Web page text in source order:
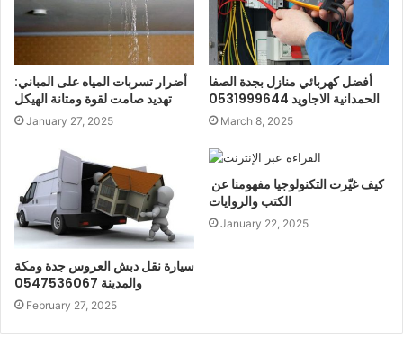
أضرار تسربات المياه على المباني:
تهديد صامت لقوة ومتانة الهيكل
January 27, 2025
أفضل كهربائي منازل بجدة الصفا
الحمدانية الاجاويد 0531999644
March 8, 2025
سيارة نقل دبش العروس جدة ومكة
والمدينة 0547536067
February 27, 2025
الكتب والروايات
January 22, 2025